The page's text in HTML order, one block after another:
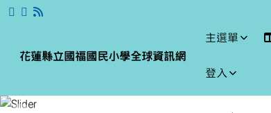
跳至主內容區
花蓮縣立國福國民小
花蓮縣立國福國民小學全球資訊網
主選單
登入